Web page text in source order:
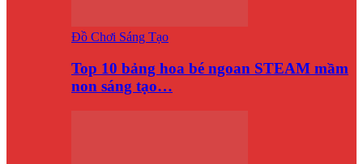
Đồ Chơi Sáng Tạo
Top 10 bảng hoa bé ngoan STEAM mầm
non sáng tạo…